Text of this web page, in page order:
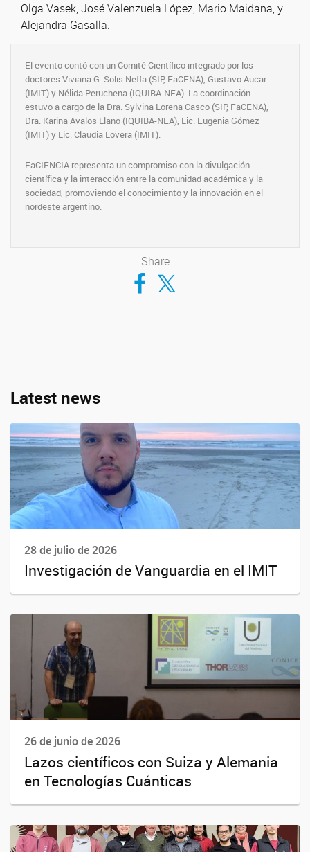
Olga Vasek, José Valenzuela López, Mario Maidana, y
Alejandra Gasalla.
El evento contó con un Comité Científico integrado por los
doctores Viviana G. Solis Neffa (SIP, FaCENA), Gustavo Aucar
(IMIT) y Nélida Peruchena (IQUIBA-NEA). La coordinación
estuvo a cargo de la Dra. Sylvina Lorena Casco (SIP, FaCENA),
Dra. Karina Avalos Llano (IQUIBA-NEA), Lic. Eugenia Gómez
(IMIT) y Lic. Claudia Lovera (IMIT).
FaCIENCIA representa un compromiso con la divulgación
científica y la interacción entre la comunidad académica y la
sociedad, promoviendo el conocimiento y la innovación en el
nordeste argentino.
Share
Compartir en Facebook
Compartir en Twitter
Latest news
28 de julio de 2026
Investigación de Vanguardia en el IMIT
26 de junio de 2026
Lazos científicos con Suiza y Alemania
en Tecnologías Cuánticas